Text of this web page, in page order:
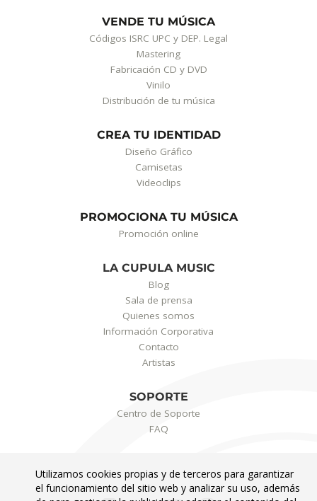
VENDE TU MÚSICA
Códigos ISRC UPC y DEP. Legal
Mastering
Fabricación CD y DVD
Vinilo
Distribución de tu música
CREA TU IDENTIDAD
Diseño Gráfico
Camisetas
Videoclips
PROMOCIONA TU MÚSICA
Promoción online
LA CUPULA MUSIC
Blog
Sala de prensa
Quienes somos
Información Corporativa
Contacto
Artistas
SOPORTE
Centro de Soporte
FAQ
Utilizamos cookies propias y de terceros para garantizar
el funcionamiento del sitio web y analizar su uso, además